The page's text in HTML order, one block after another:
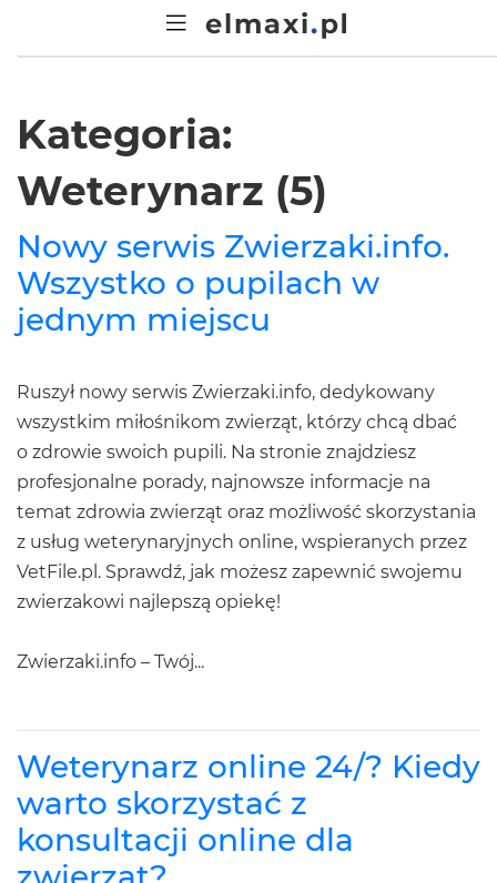
Kategoria:
Weterynarz (5)
Nowy serwis Zwierzaki.info.
Wszystko o pupilach w
jednym miejscu
Ruszył nowy serwis Zwierzaki.info, dedykowany
wszystkim miłośnikom zwierząt, którzy chcą dbać
o zdrowie swoich pupili. Na stronie znajdziesz
profesjonalne porady, najnowsze informacje na
temat zdrowia zwierząt oraz możliwość skorzystania
z usług weterynaryjnych online, wspieranych przez
VetFile.pl. Sprawdź, jak możesz zapewnić swojemu
zwierzakowi najlepszą opiekę!
Zwierzaki.info – Twój...
Weterynarz online 24/? Kiedy
warto skorzystać z
konsultacji online dla